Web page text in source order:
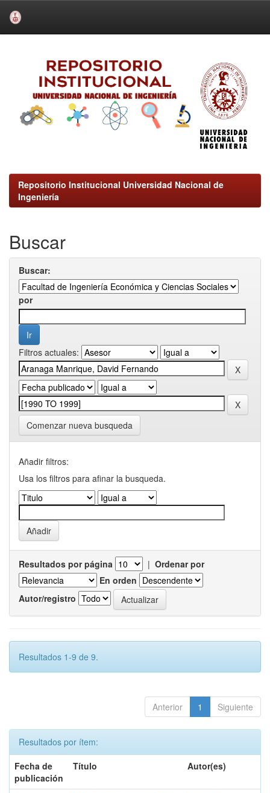
Repositorio Institucional Universidad Nacional de
Ingeniería
Buscar
Buscar:
por
Filtros actuales:
Comenzar nueva busqueda
Añadir filtros:
Usa los filtros para afinar la busqueda.
Resultados por página | Ordenar por
En orden
Autor/registro
Resultados 1-9 de 9.
Anterior 1 Siguiente
Resultados por ítem:
Fecha de
publicación
Título Autor(es)